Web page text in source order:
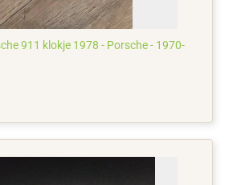
911 klokje 1978 - Porsche - 1970-